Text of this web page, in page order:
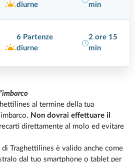
diurne
min
6 Partenze
diurne
2 ore 15
min
al termine della tua
Non dovrai effettuare il
direttamente al molo ed evitare
di Traghettilines è valido anche come
dal tuo smartphone o tablet per